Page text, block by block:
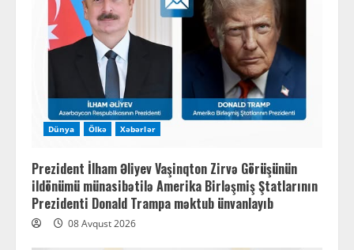
Dünya Ölkə Xəbərlər
Prezident İlham Əliyev Vaşinqton Zirvə Görüşünün
ildönümü münasibətilə Amerika Birləşmiş Ştatlarının
Prezidenti Donald Trampa məktub ünvanlayıb
08 Avqust 2026